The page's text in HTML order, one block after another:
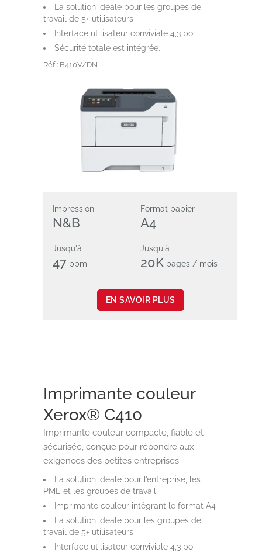
La solution idéale pour les groupes de
travail de 5+ utilisateurs
Interface utilisateur conviviale 4,3 po
Sécurité totale est intégrée.
Réf : B410V/DN
Impression
N&B
Format papier
A4
Jusqu'à
47 ppm
Jusqu'à
20K pages / mois
EN SAVOIR PLUS
Imprimante couleur
Xerox® C410
Imprimante couleur compacte, fiable et
sécurisée, conçue pour répondre aux
exigences des petites entreprises
La solution idéale pour l’entreprise, les
PME et les groupes de travail
Imprimante couleur intégrant le format A4
La solution idéale pour les groupes de
travail de 5+ utilisateurs
Interface utilisateur conviviale 4,3 po